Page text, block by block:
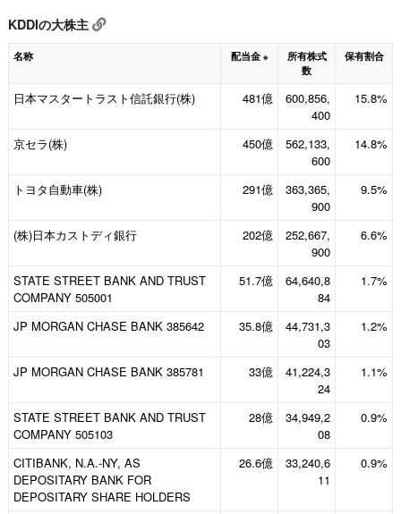
KDDIの大株主
名称 配当金 ※
所有株式
数
保有割合
日本マスタートラスト信託銀行(株) 481億
600,856,
400
15.8%
京セラ(株) 450億
562,133,
600
14.8%
トヨタ自動車(株) 291億
363,365,
900
9.5%
(株)日本カストディ銀行 202億
252,667,
900
6.6%
STATE STREET BANK AND TRUST
COMPANY 505001
51.7億
64,640,8
84
1.7%
JP MORGAN CHASE BANK 385642 35.8億
44,731,3
03
1.2%
JP MORGAN CHASE BANK 385781 33億
41,224,3
24
1.1%
STATE STREET BANK AND TRUST
COMPANY 505103
28億
34,949,2
08
0.9%
CITIBANK, N.A.-NY, AS
DEPOSITARY BANK FOR
DEPOSITARY SHARE HOLDERS
26.6億
33,240,6
11
0.9%